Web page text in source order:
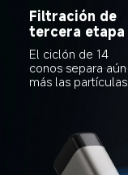
Filtración de
tercera etapa
El ciclón de 14
conos separa aún
más las partículas